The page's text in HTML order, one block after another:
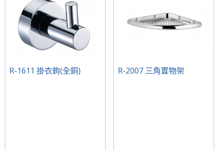
R-1611 掛衣鉤(全銅) R-2007 三角置物架